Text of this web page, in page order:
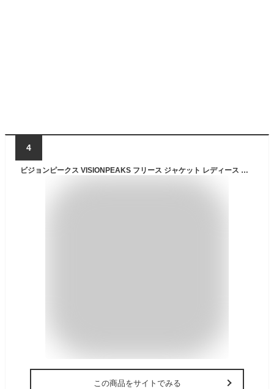
4
ビジョンピークス VISIONPEAKS フリース ジャケット レディース 富士山登山 フリースエア JK VP171143A16
この商品をサイトでみる